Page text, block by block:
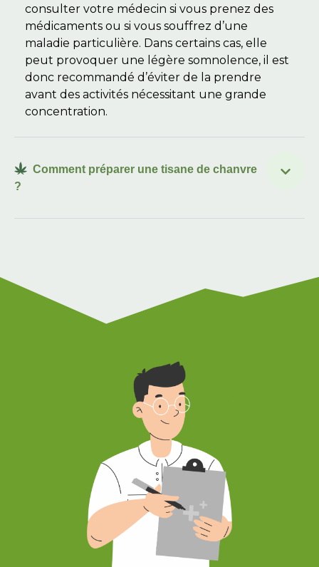
consulter votre médecin si vous prenez des
médicaments ou si vous souffrez d’une
maladie particulière. Dans certains cas, elle
peut provoquer une légère somnolence, il est
donc recommandé d’éviter de la prendre
avant des activités nécessitant une grande
concentration.
Comment préparer une tisane de chanvre
?